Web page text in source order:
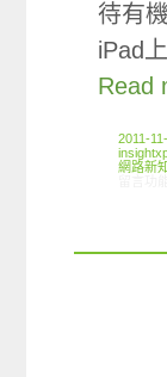
待有
iPad
Read
2011-
網路新